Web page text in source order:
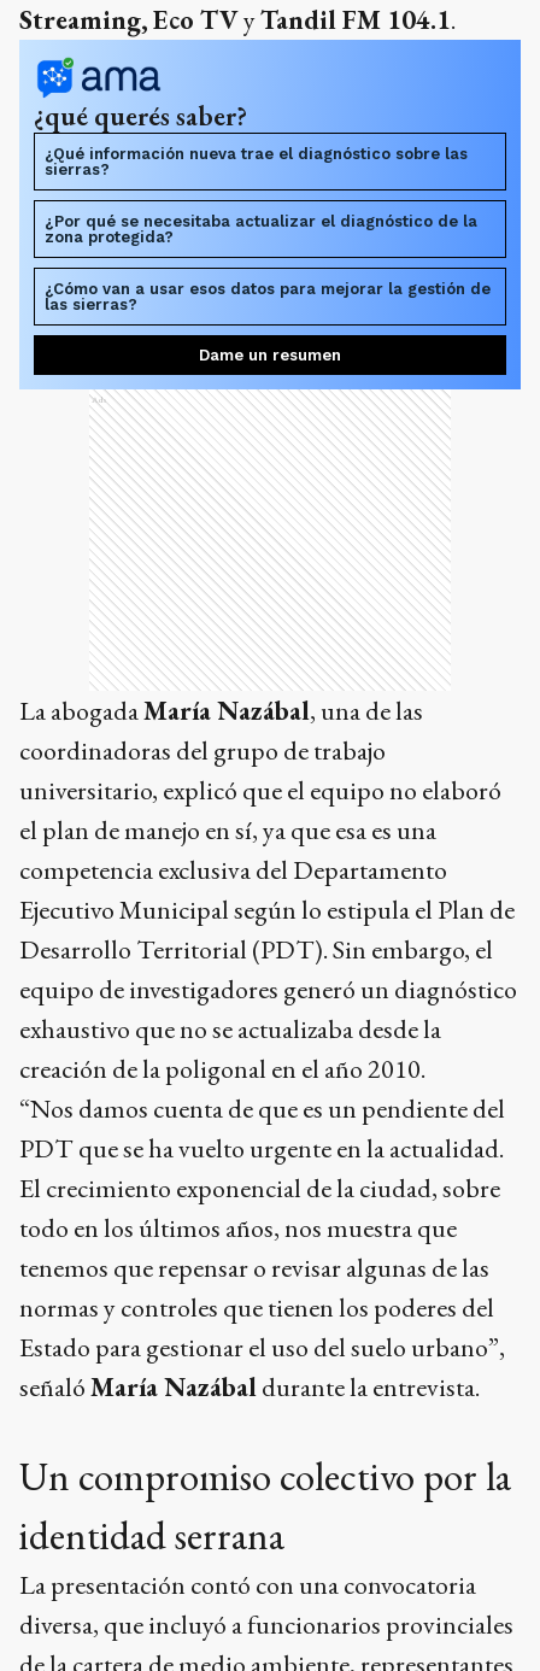
Streaming,Eco TVyTandil FM 104.1.
¿qué querés saber?
¿Qué información nueva trae el diagnóstico sobre las
sierras?
¿Por qué se necesitaba actualizar el diagnóstico de la
zona protegida?
¿Cómo van a usar esos datos para mejorar la gestión de
las sierras?
Dame un resumen
Ads
La abogadaMaría Nazábal, una de las
coordinadoras del grupo de trabajo
universitario, explicó que el equipo no elaboró
el plan de manejo en sí, ya que esa es una
competencia exclusiva del Departamento
Ejecutivo Municipal según lo estipula el Plan de
Desarrollo Territorial (PDT). Sin embargo, el
equipo de investigadores generó un diagnóstico
exhaustivo que no se actualizaba desde la
creación de la poligonal en el año 2010.
“Nos damos cuenta de que es un pendiente del
PDT que se ha vuelto urgente en la actualidad.
El crecimiento exponencial de la ciudad, sobre
todo en los últimos años, nos muestra que
tenemos que repensar o revisar algunas de las
normas y controles que tienen los poderes del
Estado para gestionar el uso del suelo urbano”,
señalóMaría Nazábaldurante la entrevista.
Un compromiso colectivo por la
identidad serrana
La presentación contó con una convocatoria
diversa, que incluyó a funcionarios provinciales